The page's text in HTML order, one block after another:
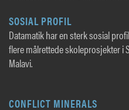
SOSIAL PROFIL
Datamatik har en sterk sosial
flere målrettede skoleprosjekter i
Malavi.
CONFLICT MINERALS